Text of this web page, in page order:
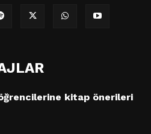
kitap önerileri